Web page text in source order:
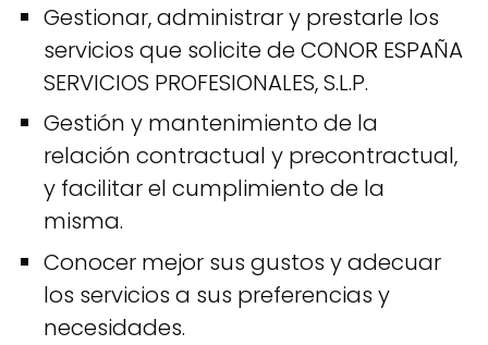
Gestionar, administrar y prestarle los
servicios que solicite de CONOR ESPAÑA
SERVICIOS PROFESIONALES, S.L.P.
Gestión y mantenimiento de la
relación contractual y precontractual,
y facilitar el cumplimiento de la
misma.
Conocer mejor sus gustos y adecuar
los servicios a sus preferencias y
necesidades.